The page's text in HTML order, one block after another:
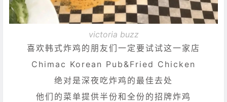
victoria buzz
喜欢韩式炸鸡的朋友们一定要试试这一家店
Chimac Korean Pub&Fried Chicken
绝对是深夜吃炸鸡的最佳去处
他们的菜单提供半份和全份的招牌炸鸡